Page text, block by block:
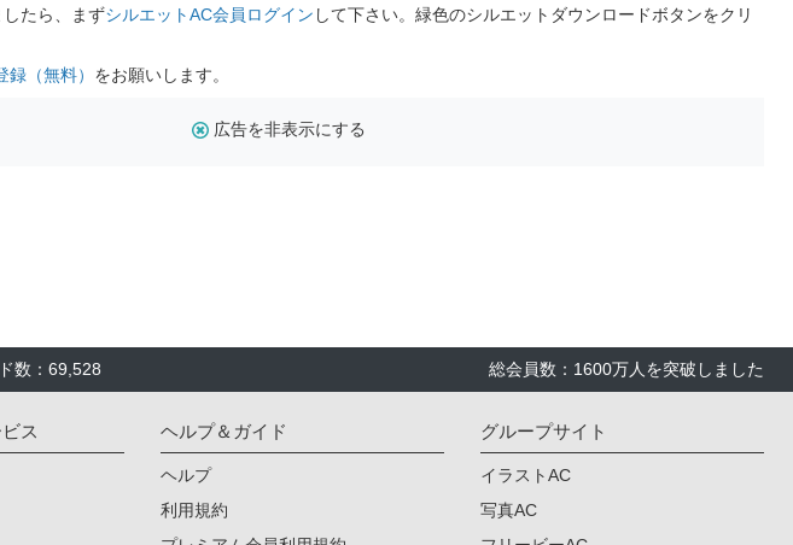
たら、まずシルエットAC会員ログイン して下さい。緑色のシルエットダウンロードボタンをクリ
（無料） をお願いします。
広告を非表示にする
数：69,528 総会員数：1600万人を突破しました
ス ヘルプ＆ガイド
ヘルプ
利用規約
グループサイト
イラストAC
写真AC